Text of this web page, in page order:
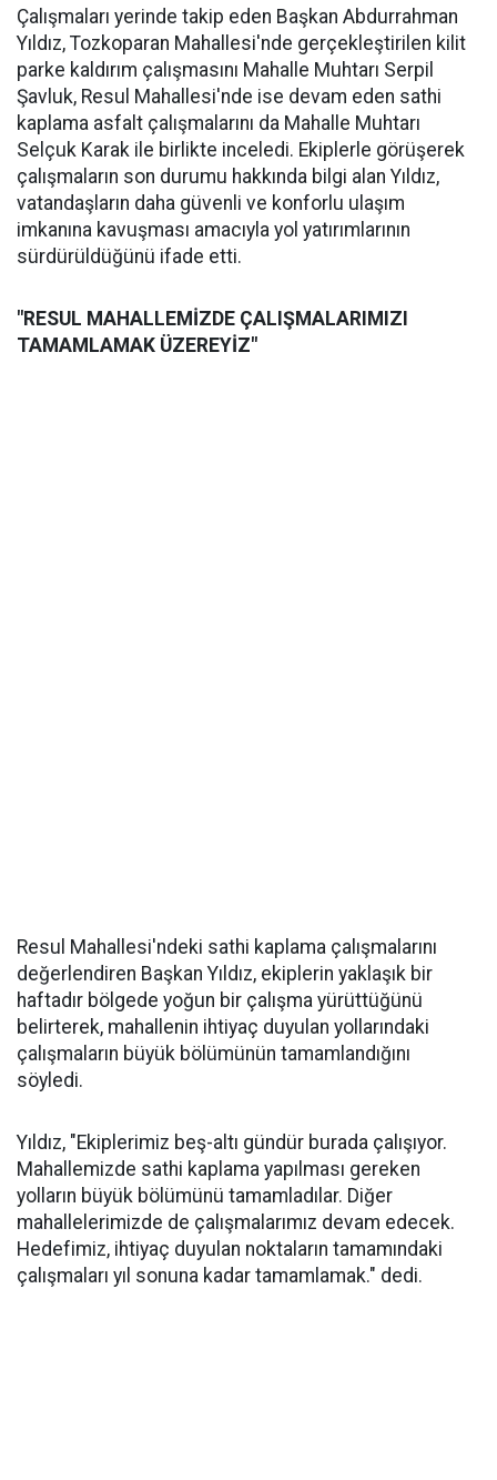
Çalışmaları yerinde takip eden Başkan Abdurrahman
Yıldız, Tozkoparan Mahallesi'nde gerçekleştirilen kilit
parke kaldırım çalışmasını Mahalle Muhtarı Serpil
Şavluk, Resul Mahallesi'nde ise devam eden sathi
kaplama asfalt çalışmalarını da Mahalle Muhtarı
Selçuk Karak ile birlikte inceledi. Ekiplerle görüşerek
çalışmaların son durumu hakkında bilgi alan Yıldız,
vatandaşların daha güvenli ve konforlu ulaşım
imkanına kavuşması amacıyla yol yatırımlarının
sürdürüldüğünü ifade etti.
"RESUL MAHALLEMİZDE ÇALIŞMALARIMIZI
TAMAMLAMAK ÜZEREYİZ"
Resul Mahallesi'ndeki sathi kaplama çalışmalarını
değerlendiren Başkan Yıldız, ekiplerin yaklaşık bir
haftadır bölgede yoğun bir çalışma yürüttüğünü
belirterek, mahallenin ihtiyaç duyulan yollarındaki
çalışmaların büyük bölümünün tamamlandığını
söyledi.
Yıldız, "Ekiplerimiz beş-altı gündür burada çalışıyor.
Mahallemizde sathi kaplama yapılması gereken
yolların büyük bölümünü tamamladılar. Diğer
mahallelerimizde de çalışmalarımız devam edecek.
Hedefimiz, ihtiyaç duyulan noktaların tamamındaki
çalışmaları yıl sonuna kadar tamamlamak." dedi.